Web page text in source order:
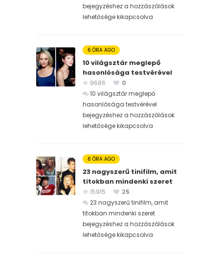
bejegyzéshez a hozzászólások
lehetősége kikapcsolva
6 ÓRA AGO
10 világsztár meglepő
hasonlósága testvérével
9686
0
10 világsztár meglepő
hasonlósága testvérével
bejegyzéshez a hozzászólások
lehetősége kikapcsolva
6 ÓRA AGO
23 nagyszerű tinifilm, amit
titokban mindenki szeret
15915
25
23 nagyszerű tinifilm, amit
titokban mindenki szeret
bejegyzéshez a hozzászólások
lehetősége kikapcsolva